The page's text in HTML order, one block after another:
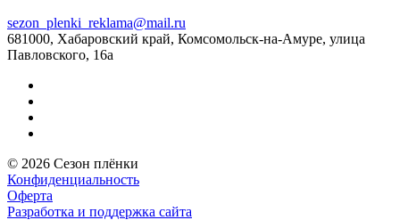
sezon_plenki_reklama@mail.ru
681000, Хабаровский край, Комсомольск-на-Амуре, улица
Павловского, 16а
© 2026 Сезон плёнки
Конфиденциальность
Оферта
Разработка и поддержка сайта